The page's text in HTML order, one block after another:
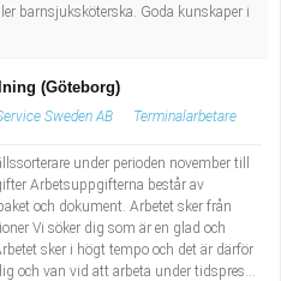
barnsjuksköterska. Goda kunskaper i
(Göteborg)
Sweden AB Terminalarbetare
under perioden november till
Arbetsuppgifterna består av
och dokument. Arbetet sker från
Vi söker dig som är en glad och
sker i högt tempo och det är därför
och van vid att arbeta under tidspres...